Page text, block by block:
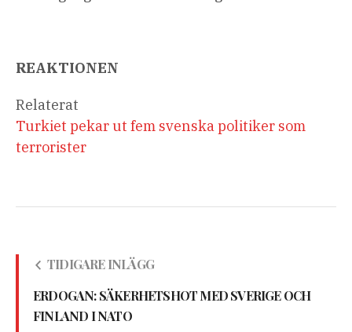
REAKTIONEN
Relaterat
Turkiet pekar ut fem svenska politiker som
terrorister
TIDIGARE INLÄGG
ERDOGAN: SÄKERHETSHOT MED SVERIGE OCH
FINLAND I NATO